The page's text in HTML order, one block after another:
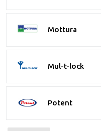
Mottura
Mul-t-lock
Potent